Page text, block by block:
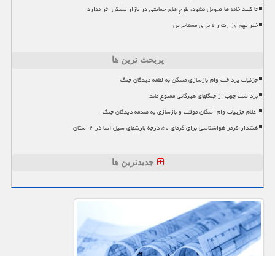
تا کلید خانه ها تحویل نشود، طرح های حمایتی در بازار مسکن اثر ندارد
خبر مهم وزارت راه برای مستاجرین
پربحث ترین ها
جزئیات پرداخت وام بازسازی مسکن به لطمه دیدگان جنگ
برداشت چوب از جنگلهای هیرکانی ممنوع ماند
اعلام جزییات وام اسکان موقت و بازسازی به صدمه دیدگان جنگ
هشدار قرمز هواشناسی برای گرمای ۵۰ درجه بارشهای سیل آسا در ۳ استان
جدیدترین ها